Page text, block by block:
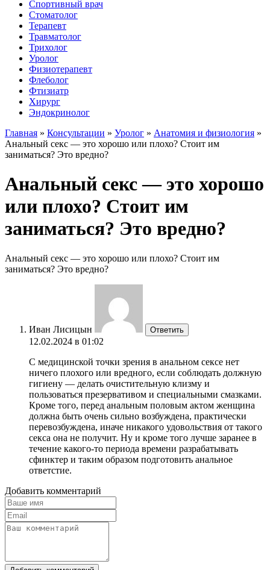
Спортивный врач
Стоматолог
Терапевт
Травматолог
Трихолог
Уролог
Физиотерапевт
Флеболог
Фтизиатр
Хирург
Эндокринолог
Главная » Консультации » Уролог » Анатомия и физиология »
Анальный секс — это хорошо или плохо? Стоит им
заниматься? Это вредно?
Анальный секс — это хорошо
или плохо? Стоит им
заниматься? Это вредно?
Анальный секс — это хорошо или плохо? Стоит им
заниматься? Это вредно?
Иван Лисицын Ответить
12.02.2024 в 01:02
С медицинской точки зрения в анальном сексе нет
ничего плохого или вредного, если соблюдать должную
гигиену — делать очистительную клизму и
пользоваться презервативом и специальными смазками.
Кроме того, перед анальным половым актом женщина
должна быть очень сильно возбуждена, практически
перевозбуждена, иначе никакого удовольствия от такого
секса она не получит. Ну и кроме того лучше заранее в
течение какого-то периода времени разрабатывать
сфинктер и таким образом подготовить анальное
ответстие.
Добавить комментарий